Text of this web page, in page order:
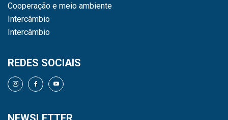
Cooperação e meio ambiente
Intercâmbio
Intercâmbio
REDES SOCIAIS